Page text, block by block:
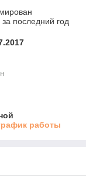
последний год
работы